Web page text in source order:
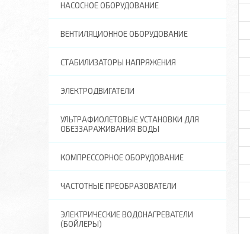
НАСОСНОЕ ОБОРУДОВАНИЕ
ВЕНТИЛЯЦИОННОЕ ОБОРУДОВАНИЕ
СТАБИЛИЗАТОРЫ НАПРЯЖЕНИЯ
ЭЛЕКТРОДВИГАТЕЛИ
УЛЬТРАФИОЛЕТОВЫЕ УСТАНОВКИ ДЛЯ
ОБЕЗЗАРАЖИВАНИЯ ВОДЫ
КОМПРЕССОРНОЕ ОБОРУДОВАНИЕ
ЧАСТОТНЫЕ ПРЕОБРАЗОВАТЕЛИ
ЭЛЕКТРИЧЕСКИЕ ВОДОНАГРЕВАТЕЛИ
(БОЙЛЕРЫ)